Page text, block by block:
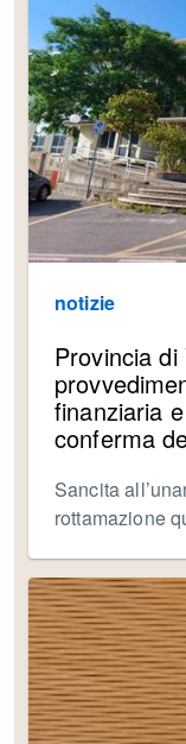
notizie
Provincia
finanziaria
conferma
Sancita
rottamazione